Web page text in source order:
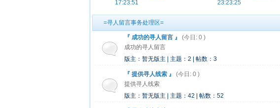
17:23:51
23:23:25
=寻人留言事务处理区=
『 成功的寻人留言 』
(今日: 0 )
成功的寻人留言
版主：暂无版主 | 主题：2 | 帖数：3
『 提供寻人线索 』
(今日: 0 )
提供寻人线索
版主：暂无版主 | 主题：42 | 帖数：52